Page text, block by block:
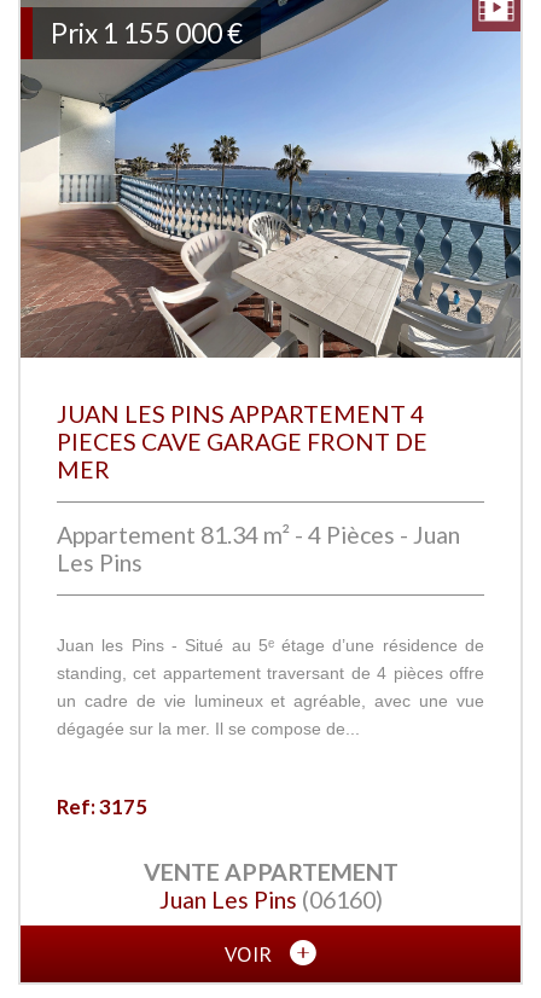
Prix 1 155 000€
JUAN LES PINS APPARTEMENT 4
PIECES CAVE GARAGE FRONT DE
MER
Appartement 81.34 m² - 4 Pièces - Juan
Les Pins
Juan les Pins - Situé au 5ᵉ étage d’une résidence de
standing, cet appartement traversant de 4 pièces offre
un cadre de vie lumineux et agréable, avec une vue
dégagée sur la mer. Il se compose de...
Ref: 3175
VENTE APPARTEMENT
Juan Les Pins (06160)
VOIR